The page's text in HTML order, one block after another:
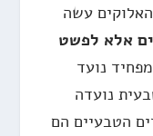
עשה
אלא לפשט
נועד
נועדה
הטבעיים הם